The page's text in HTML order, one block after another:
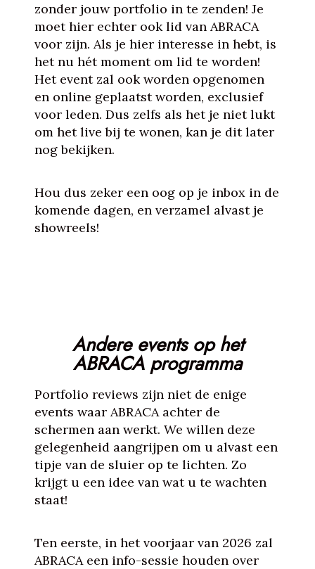
zonder jouw portfolio in te zenden! Je
moet hier echter ook lid van ABRACA
voor zijn. Als je hier interesse in hebt, is
het nu hét moment om lid te worden!
Het event zal ook worden opgenomen
en online geplaatst worden, exclusief
voor leden. Dus zelfs als het je niet lukt
om het live bij te wonen, kan je dit later
nog bekijken.
Hou dus zeker een oog op je inbox in de
komende dagen, en verzamel alvast je
showreels!
Andere events op het
ABRACA programma
Portfolio reviews zijn niet de enige
events waar ABRACA achter de
schermen aan werkt. We willen deze
gelegenheid aangrijpen om u alvast een
tipje van de sluier op te lichten. Zo
krijgt u een idee van wat u te wachten
staat!
Ten eerste, in het voorjaar van 2026 zal
ABRACA een info-sessie houden over